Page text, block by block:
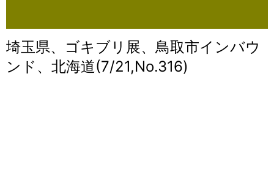
埼玉県、ゴキブリ展、鳥取市インバウ
ンド、北海道(7/21,No.316)